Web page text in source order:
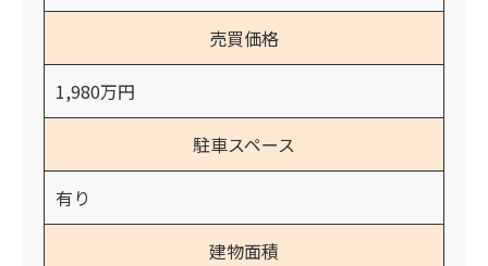
売買価格
1,980万円
駐車スペース
有り
建物面積